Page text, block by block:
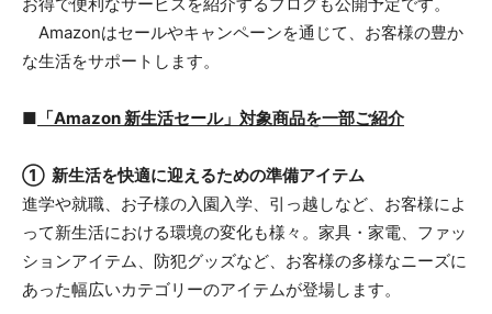
Amazonはセールやキャンペーンを通じて、お客様の豊か
な生活をサポートします。
■ 「Amazon 新生活セール」対象商品を一部ご紹介
① 新生活を快適に迎えるための準備アイテム
進学や就職、お子様の入園入学、引っ越しなど、お客様によ
って新生活における環境の変化も様々。家具・家電、ファッ
ションアイテム、防犯グッズなど、お客様の多様なニーズに
あった幅広いカテゴリーのアイテムが登場します。